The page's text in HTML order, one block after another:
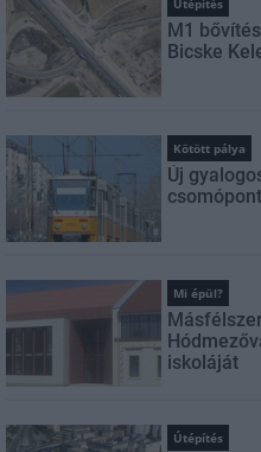
Útépítés
M1
Bicske
Kötött pálya
Új
Mi épül?
iskoláját
Útépítés